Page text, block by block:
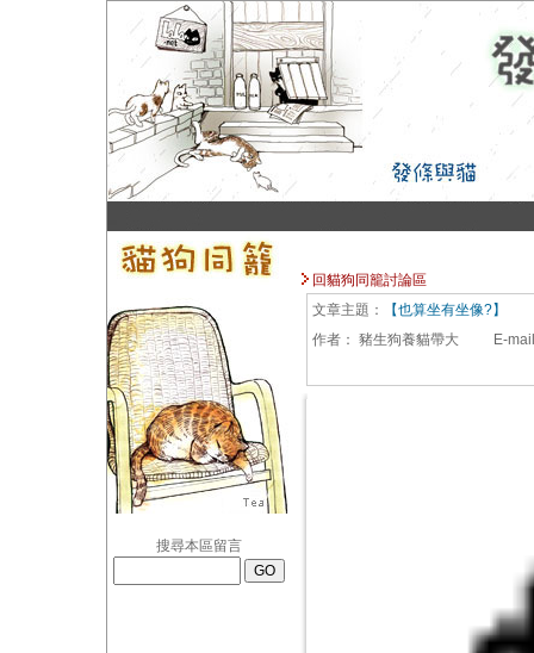
搜尋本區留言
回貓狗同籠討論區
文章主題：
【也算坐有坐像?】
作者： 豬生狗養貓帶大 E-mail